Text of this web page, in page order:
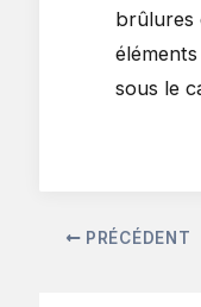
brûlures
sous le
PRÉCÉDENT